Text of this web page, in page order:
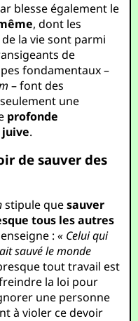
blesse également le
, dont les
la vie sont parmi
de
fondamentaux –
– font des
une
profonde
.
de sauver des
stipule quesauver
tous les autres
enseigne :« Celui qui
sauvé le monde
tout travail est
la loi pour
une personne
à violer ce devoir